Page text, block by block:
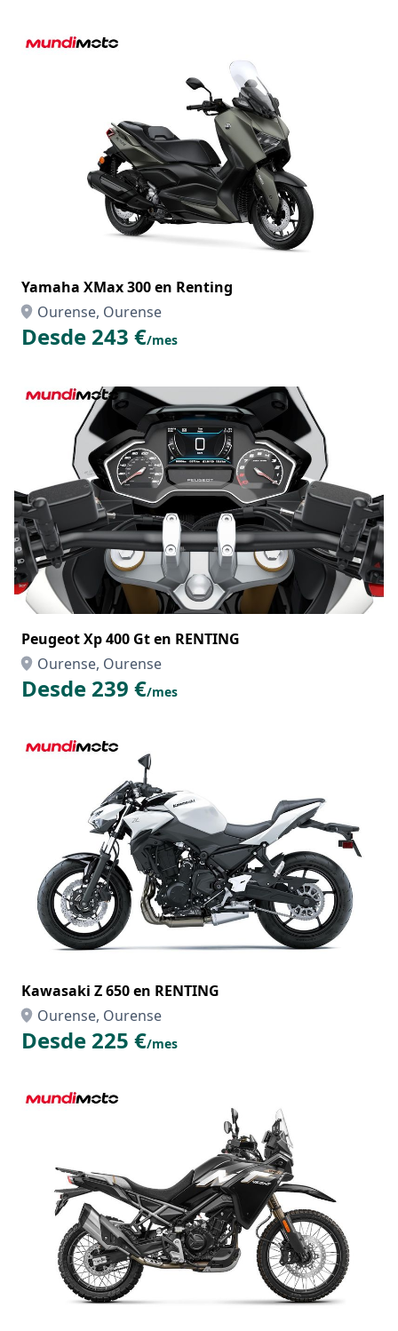
Yamaha XMax 300 en Renting
Ourense, Ourense
Desde 243 €/mes
Peugeot Xp 400 Gt en RENTING
Ourense, Ourense
Desde 239 €/mes
Kawasaki Z 650 en RENTING
Ourense, Ourense
Desde 225 €/mes